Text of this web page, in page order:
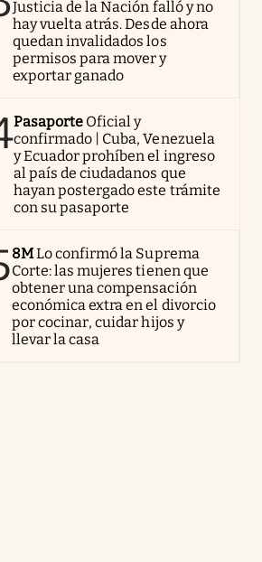
Justicia de la Nación falló y no
hay vuelta atrás. Desde ahora
quedan invalidados los
permisos para mover y
exportar ganado
Pasaporte Oficial y
confirmado | Cuba, Venezuela
y Ecuador prohíben el ingreso
al país de ciudadanos que
hayan postergado este trámite
con su pasaporte
8MLo confirmó la Suprema
Corte: las mujeres tienen que
obtener una compensación
económica extra en el divorcio
por cocinar, cuidar hijos y
llevar la casa